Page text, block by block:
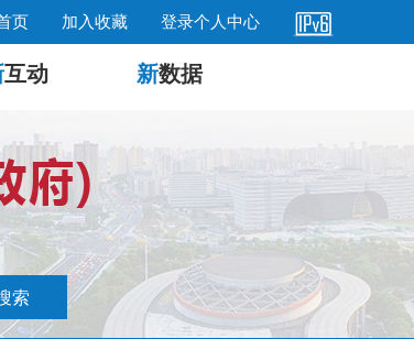
页 加入收藏 登录个人中心
互动 新数据